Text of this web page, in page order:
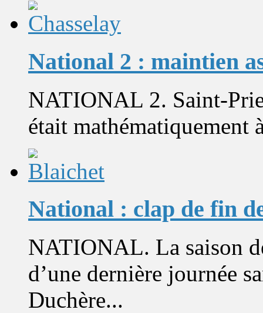
National 2 : maintien
NATIONAL 2. Saint-
était mathématiquement
National : clap de fin
NATIONAL. La saison
d’une dernière journée
Duchère...